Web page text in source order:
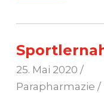
25. Mai 2020 /
Parapharmazie /